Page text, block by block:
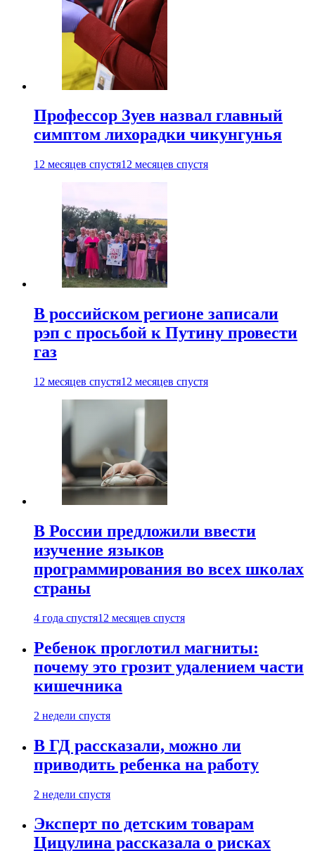
Профессор Зуев назвал главный
симптом лихорадки чикунгунья
12 месяцев спустя12 месяцев спустя
В российском регионе записали
рэп с просьбой к Путину провести
газ
12 месяцев спустя12 месяцев спустя
В России предложили ввести
изучение языков
программирования во всех школах
страны
4 года спустя12 месяцев спустя
Ребенок проглотил магниты:
почему это грозит удалением части
кишечника
2 недели спустя
В ГД рассказали, можно ли
приводить ребенка на работу
2 недели спустя
Эксперт по детским товарам
Цицулина рассказала о рисках